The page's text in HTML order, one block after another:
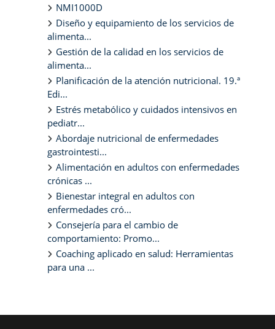
NMI1000D
Diseño y equipamiento de los servicios de
alimenta...
Gestión de la calidad en los servicios de
alimenta...
Planificación de la atención nutricional. 19.ª
Edi...
Estrés metabólico y cuidados intensivos en
pediatr...
Abordaje nutricional de enfermedades
gastrointesti...
Alimentación en adultos con enfermedades
crónicas ...
Bienestar integral en adultos con
enfermedades cró...
Consejería para el cambio de
comportamiento: Promo...
Coaching aplicado en salud: Herramientas
para una ...
Bloques suplementarios